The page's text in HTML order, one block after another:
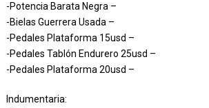
-Potencia Barata Negra –
-Bielas Guerrera Usada –
-Pedales Plataforma 15usd –
-Pedales Tablón Endurero 25usd –
-Pedales Plataforma 20usd –
Indumentaria: